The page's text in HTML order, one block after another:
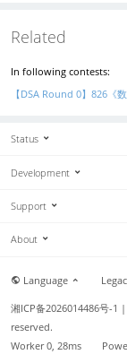
Related
In following contests:
【DSA Round 0】826《
Status
Development
Support
About
Language
湘ICP备2026014486号-1 |
reserved.
Worker 0, 28ms